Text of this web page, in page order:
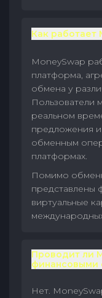
Как работает
MoneySwap
платформа,
обмена у
Пользователи
реальном
предложения
обменным
платформах.
Помимо
представлены
виртуальные
Проводит ли
финансовыми
Нет.